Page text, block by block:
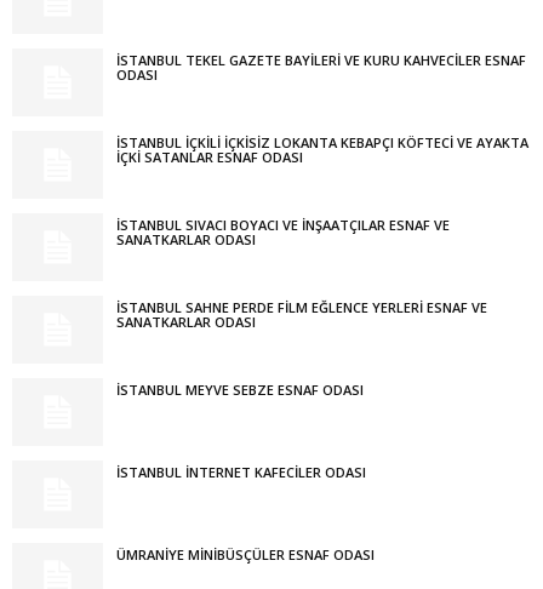
İSTANBUL TEKEL GAZETE BAYİLERİ VE KURU KAHVECİLER ESNAF
ODASI
İSTANBUL İÇKİLİ İÇKİSİZ LOKANTA KEBAPÇI KÖFTECİ VE AYAKTA
İÇKİ SATANLAR ESNAF ODASI
İSTANBUL SIVACI BOYACI VE İNŞAATÇILAR ESNAF VE
SANATKARLAR ODASI
İSTANBUL SAHNE PERDE FİLM EĞLENCE YERLERİ ESNAF VE
SANATKARLAR ODASI
İSTANBUL MEYVE SEBZE ESNAF ODASI
İSTANBUL İNTERNET KAFECİLER ODASI
ÜMRANİYE MİNİBÜSÇÜLER ESNAF ODASI